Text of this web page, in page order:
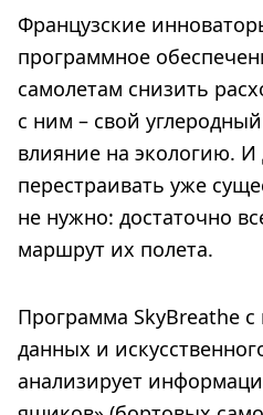
Французские
программное
самолетам снизить
с ним – свой
влияние на экологию. И
перестраивать уже
не нужно: достаточно
маршрут их полета.
Программа SkyBreathe
данных и
анализирует